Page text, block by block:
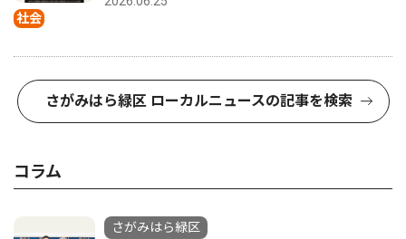
社会
さがみはら緑区 ローカルニュースの記事を検索
コラム
さがみはら緑区